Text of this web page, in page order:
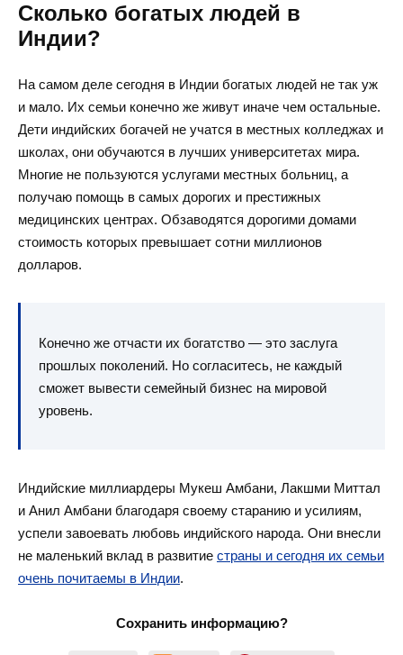
Сколько богатых людей в
Индии?
На самом деле сегодня в Индии богатых людей не так уж
и мало. Их семьи конечно же живут иначе чем остальные.
Дети индийских богачей не учатся в местных колледжах и
школах, они обучаются в лучших университетах мира.
Многие не пользуются услугами местных больниц, а
получаю помощь в самых дорогих и престижных
медицинских центрах. Обзаводятся дорогими домами
стоимость которых превышает сотни миллионов
долларов.
Конечно же отчасти их богатство — это заслуга
прошлых поколений. Но согласитесь, не каждый
сможет вывести семейный бизнес на мировой
уровень.
Индийские миллиардеры Мукеш Амбани, Лакшми Миттал
и Анил Амбани благодаря своему старанию и усилиям,
успели завоевать любовь индийского народа. Они внесли
не маленький вклад в развитие страны и сегодня их семьи
очень почитаемы в Индии.
Сохранить информацию?